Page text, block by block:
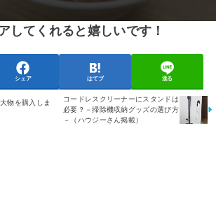
してくれると嬉しいです！
シェア はてブ 送る
物を購入しま
コードレスクリーナーにスタンドは
必要？－掃除機収納グッズの選び方
－（ハウジーさん掲載）